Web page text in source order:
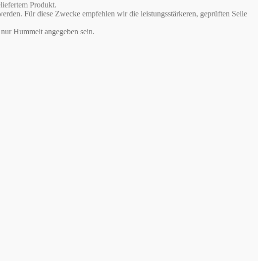
Produkt.
Für diese Zwecke empfehlen wir die leistungsstärkeren, geprüften Seile
Hummelt angegeben sein.